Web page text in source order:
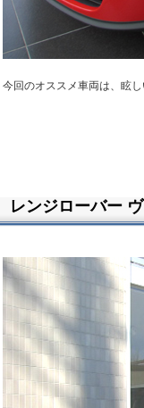
今回のオススメ車両は、眩
レンジローバー